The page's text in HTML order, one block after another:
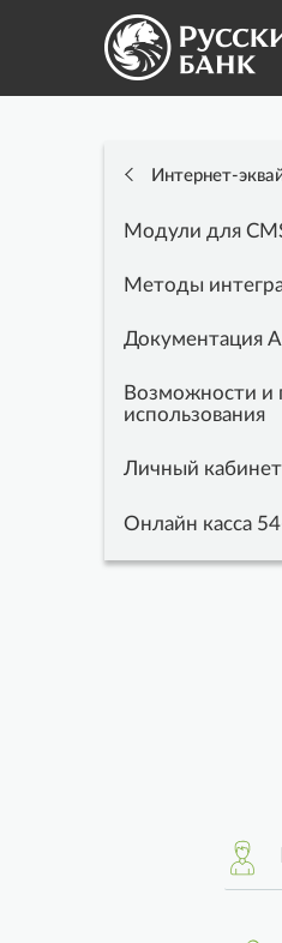
Интернет-
Модули для
Методы
Документация
Возможности и
использования
Личный кабинет
Онлайн касса